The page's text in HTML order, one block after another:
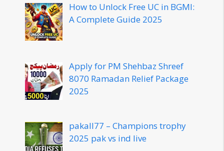
How to Unlock Free UC in BGMI:
A Complete Guide 2025
Apply for PM Shehbaz Shreef
8070 Ramadan Relief Package
2025
pakall77 – Champions trophy
2025 pak vs ind live